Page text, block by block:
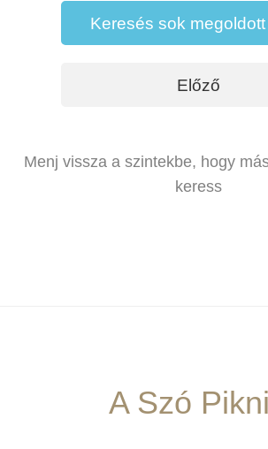
Keresés sok megoldott
Előző
Menj vissza a szintekbe, hogy
keress
A Szó